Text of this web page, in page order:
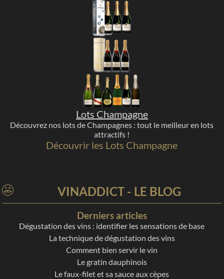
Lots Champagne
Découvrez nos lots de Champagnes : tout le meilleur en lots
attractifs !
Découvrir les Lots Champagne
VINADDICT - LE BLOG
Derniers articles
Dégustation des vins : identifier les sensations de base
La technique de dégustation des vins
Comment bien servir le vin
Le gratin dauphinois
Le faux-filet et sa sauce aux cèpes